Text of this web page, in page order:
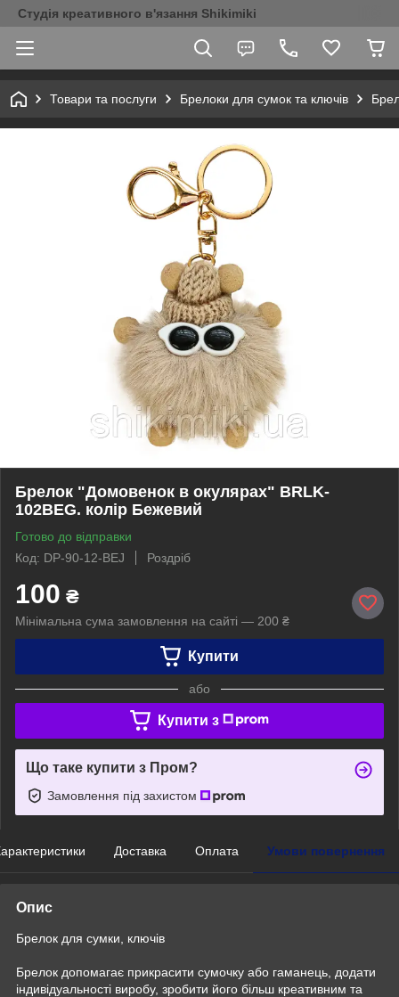
Студія креативного в'язання Shikimiki
Товари та послуги Брелоки для сумок та ключів
Брелок "Домовенок в окулярах" BRLK-
102BEG. колір Бежевий
Готово до відправки
Код: DP-90-12-BEJ
Роздріб
100 ₴
Мінімальна сума замовлення на сайті — 200 ₴
Купити
або
Купити з
Що таке купити з Пром?
Замовлення під захистом
Доставка Оплата Умови повернення
Опис
Брелок для сумки, ключів
Брелок допомагає прикрасити сумочку або гаманець, додати
індивідуальності виробу, зробити його більш креативним та